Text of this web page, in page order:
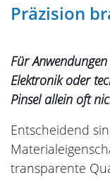
Präzision
Für
Elektronik oder
Pinsel allein oft
Entscheidend
transparente